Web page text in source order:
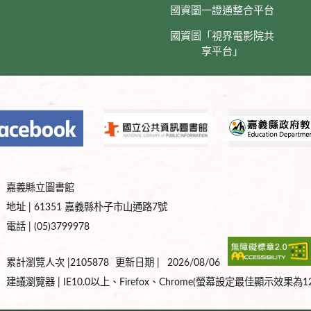
國資圖一證通整合平台
國資圖「視界電影院共
享平台」
嘉義縣立圖書館
地址 | 61351 嘉義縣朴子市山通路7號
電話 | (05)3799978
累計瀏覽人次 |2105878 更新日期 |
2026/08/06
建議瀏覽器 | IE10.0以上、Firefox、Chrome(螢幕設定最佳顯示效果為